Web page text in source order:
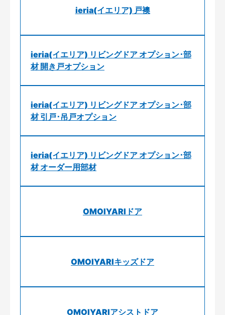
ieria(イエリア) 戸襖
ieria(イエリア) リビングドア オプション･部
材 開き戸オプション
ieria(イエリア) リビングドア オプション･部
材 引戸･吊戸オプション
ieria(イエリア) リビングドア オプション･部
材 オーダー用部材
OMOIYARIドア
OMOIYARIキッズドア
OMOIYARIアシストドア